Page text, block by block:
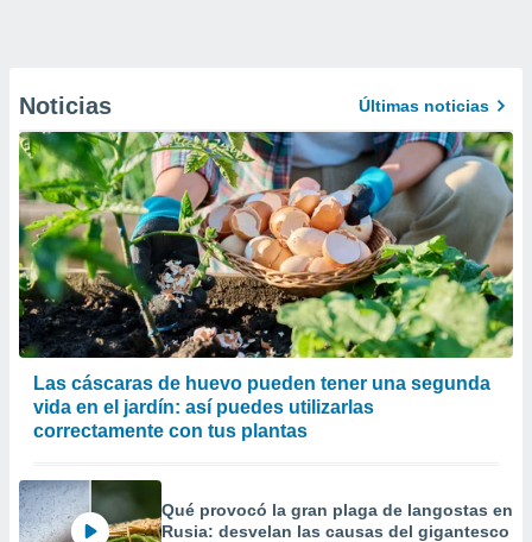
Noticias Últimas noticias
Las cáscaras de huevo pueden tener una segunda
vida en el jardín: así puedes utilizarlas
correctamente con tus plantas
Qué provocó la gran plaga de langostas en
Rusia: desvelan las causas del gigantesco